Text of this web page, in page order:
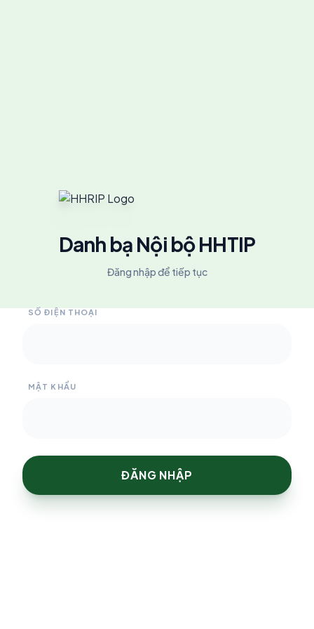
Danh bạ Nội bộ HHTIP
Đăng nhập để tiếp tục
SỐ ĐIỆN THOẠI
MẬT KHẨU
ĐĂNG NHẬP